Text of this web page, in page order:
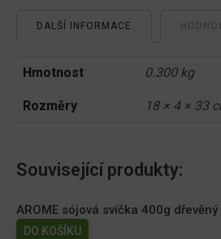
DALŠÍ INFORMACE
Hmotnost 0.300 kg
Rozměry 18 × 4 × 33
Související produkty:
AROME sójová svíčka 400g
DO KOŠÍKU